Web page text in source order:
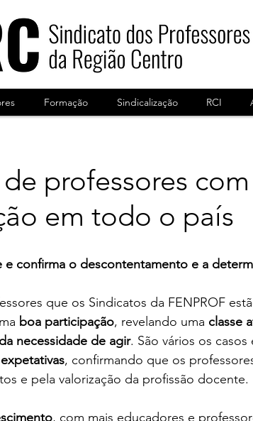
Formação Sindicalização RCI
professores
em todo o país
e confirma o descontentamento e a
que os Sindicatos da FENPROF
boa participação, revelando uma classe
necessidade de agir. São vários os
, confirmando que os
e pela valorização da profissão docente.
, com mais educadores e